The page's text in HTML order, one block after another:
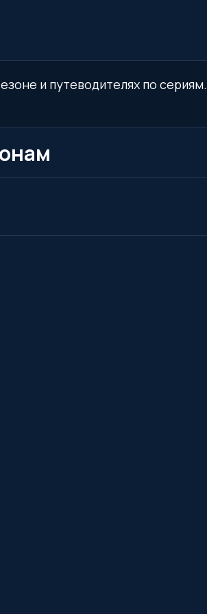
и путеводителях по сериям.